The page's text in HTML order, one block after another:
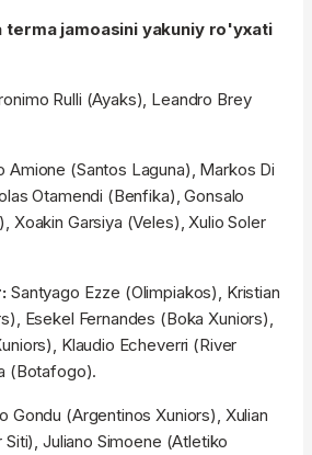
terma jamoasini yakuniy ro'yxati
Rulli (Ayaks), Leandro Brey
Amione (Santos Laguna), Markos Di
Otamendi (Benfika), Gonsalo
Xoakin Garsiya (Veles), Xulio Soler
Santyago Ezze (Olimpiakos), Kristian
Esekel Fernandes (Boka Xuniors),
Klaudio Echeverri (River
(Botafogo).
Gondu (Argentinos Xuniors), Xulian
Juliano Simoene (Atletiko